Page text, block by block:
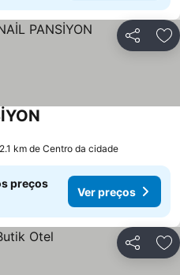
Partilhar
km de Centro da cidade
preços
Ver preços
Partilhar